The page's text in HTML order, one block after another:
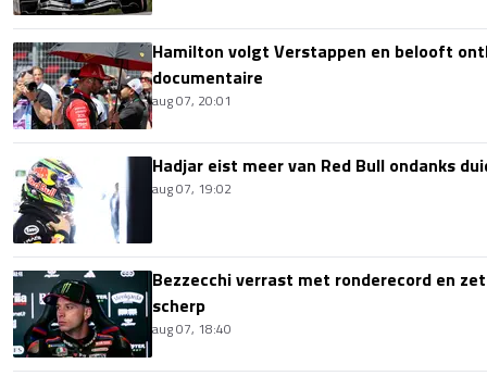
Hamilton volgt Verstappen en belooft
documentaire
aug 07, 20:01
Hadjar eist meer van Red Bull ondanks
aug 07, 19:02
Bezzecchi verrast met ronderecord en
scherp
aug 07, 18:40